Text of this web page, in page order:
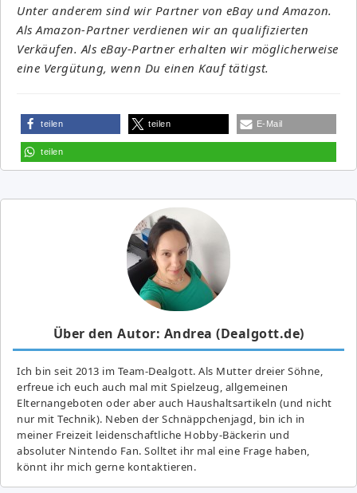
Unter anderem sind wir Partner von eBay und Amazon.
Als Amazon-Partner verdienen wir an qualifizierten
Verkäufen. Als eBay-Partner erhalten wir möglicherweise
eine Vergütung, wenn Du einen Kauf tätigst.
teilen teilen E-Mail
teilen
Über den Autor: Andrea (Dealgott.de)
Ich bin seit 2013 im Team-Dealgott. Als Mutter dreier Söhne,
erfreue ich euch auch mal mit Spielzeug, allgemeinen
Elternangeboten oder aber auch Haushaltsartikeln (und nicht
nur mit Technik). Neben der Schnäppchenjagd, bin ich in
meiner Freizeit leidenschaftliche Hobby-Bäckerin und
absoluter Nintendo Fan. Solltet ihr mal eine Frage haben,
könnt ihr mich gerne kontaktieren.